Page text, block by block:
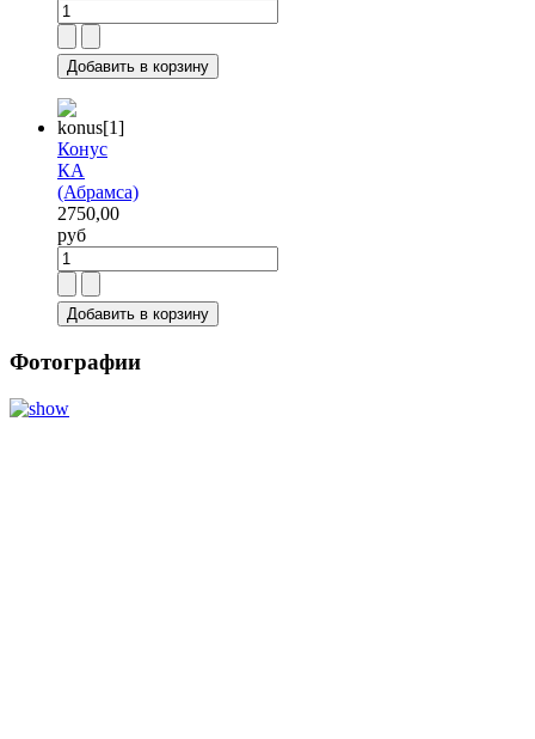
Конус
КА
(Абрамса)
2750,00
руб
Фотографии